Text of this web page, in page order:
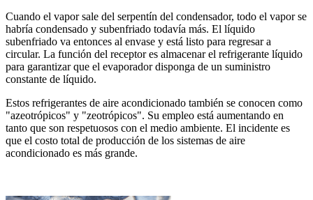
Cuando el vapor sale del serpentín del condensador, todo el vapor se
habría condensado y subenfriado todavía más. El líquido
subenfriado va entonces al envase y está listo para regresar a
circular. La función del receptor es almacenar el refrigerante líquido
para garantizar que el evaporador disponga de un suministro
constante de líquido.
Estos refrigerantes de aire acondicionado también se conocen como
"azeotrópicos" y "zeotrópicos". Su empleo está aumentando en
tanto que son respetuosos con el medio ambiente. El incidente es
que el costo total de producción de los sistemas de aire
acondicionado es más grande.